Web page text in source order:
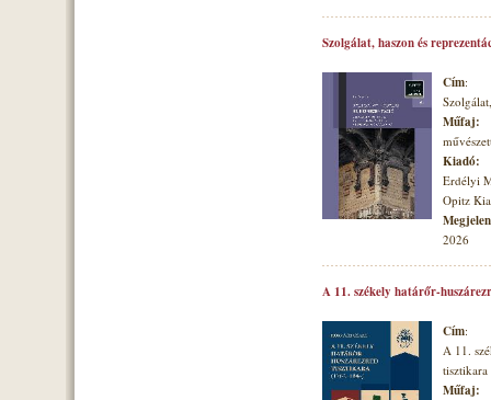
Szolgálat, haszon és
Cím:
Műfaj:
Kiadó:
Erdélyi
Opitz
2026
A 11. székely határőr-
Cím:
A 11.
tisztikara
Műfaj: